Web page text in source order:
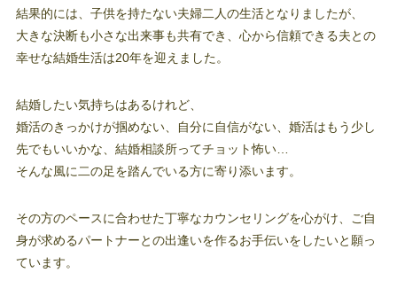
結果的には、子供を持たない夫婦二人の生活となりましたが、
大きな決断も小さな出来事も共有でき、心から信頼できる夫との
幸せな結婚生活は20年を迎えました。
結婚したい気持ちはあるけれど、
婚活のきっかけが掴めない、自分に自信がない、婚活はもう少し
先でもいいかな、結婚相談所ってチョット怖い…
そんな風に二の足を踏んでいる方に寄り添います。
その方のペースに合わせた丁寧なカウンセリングを心がけ、ご自
身が求めるパートナーとの出逢いを作るお手伝いをしたいと願っ
ています。